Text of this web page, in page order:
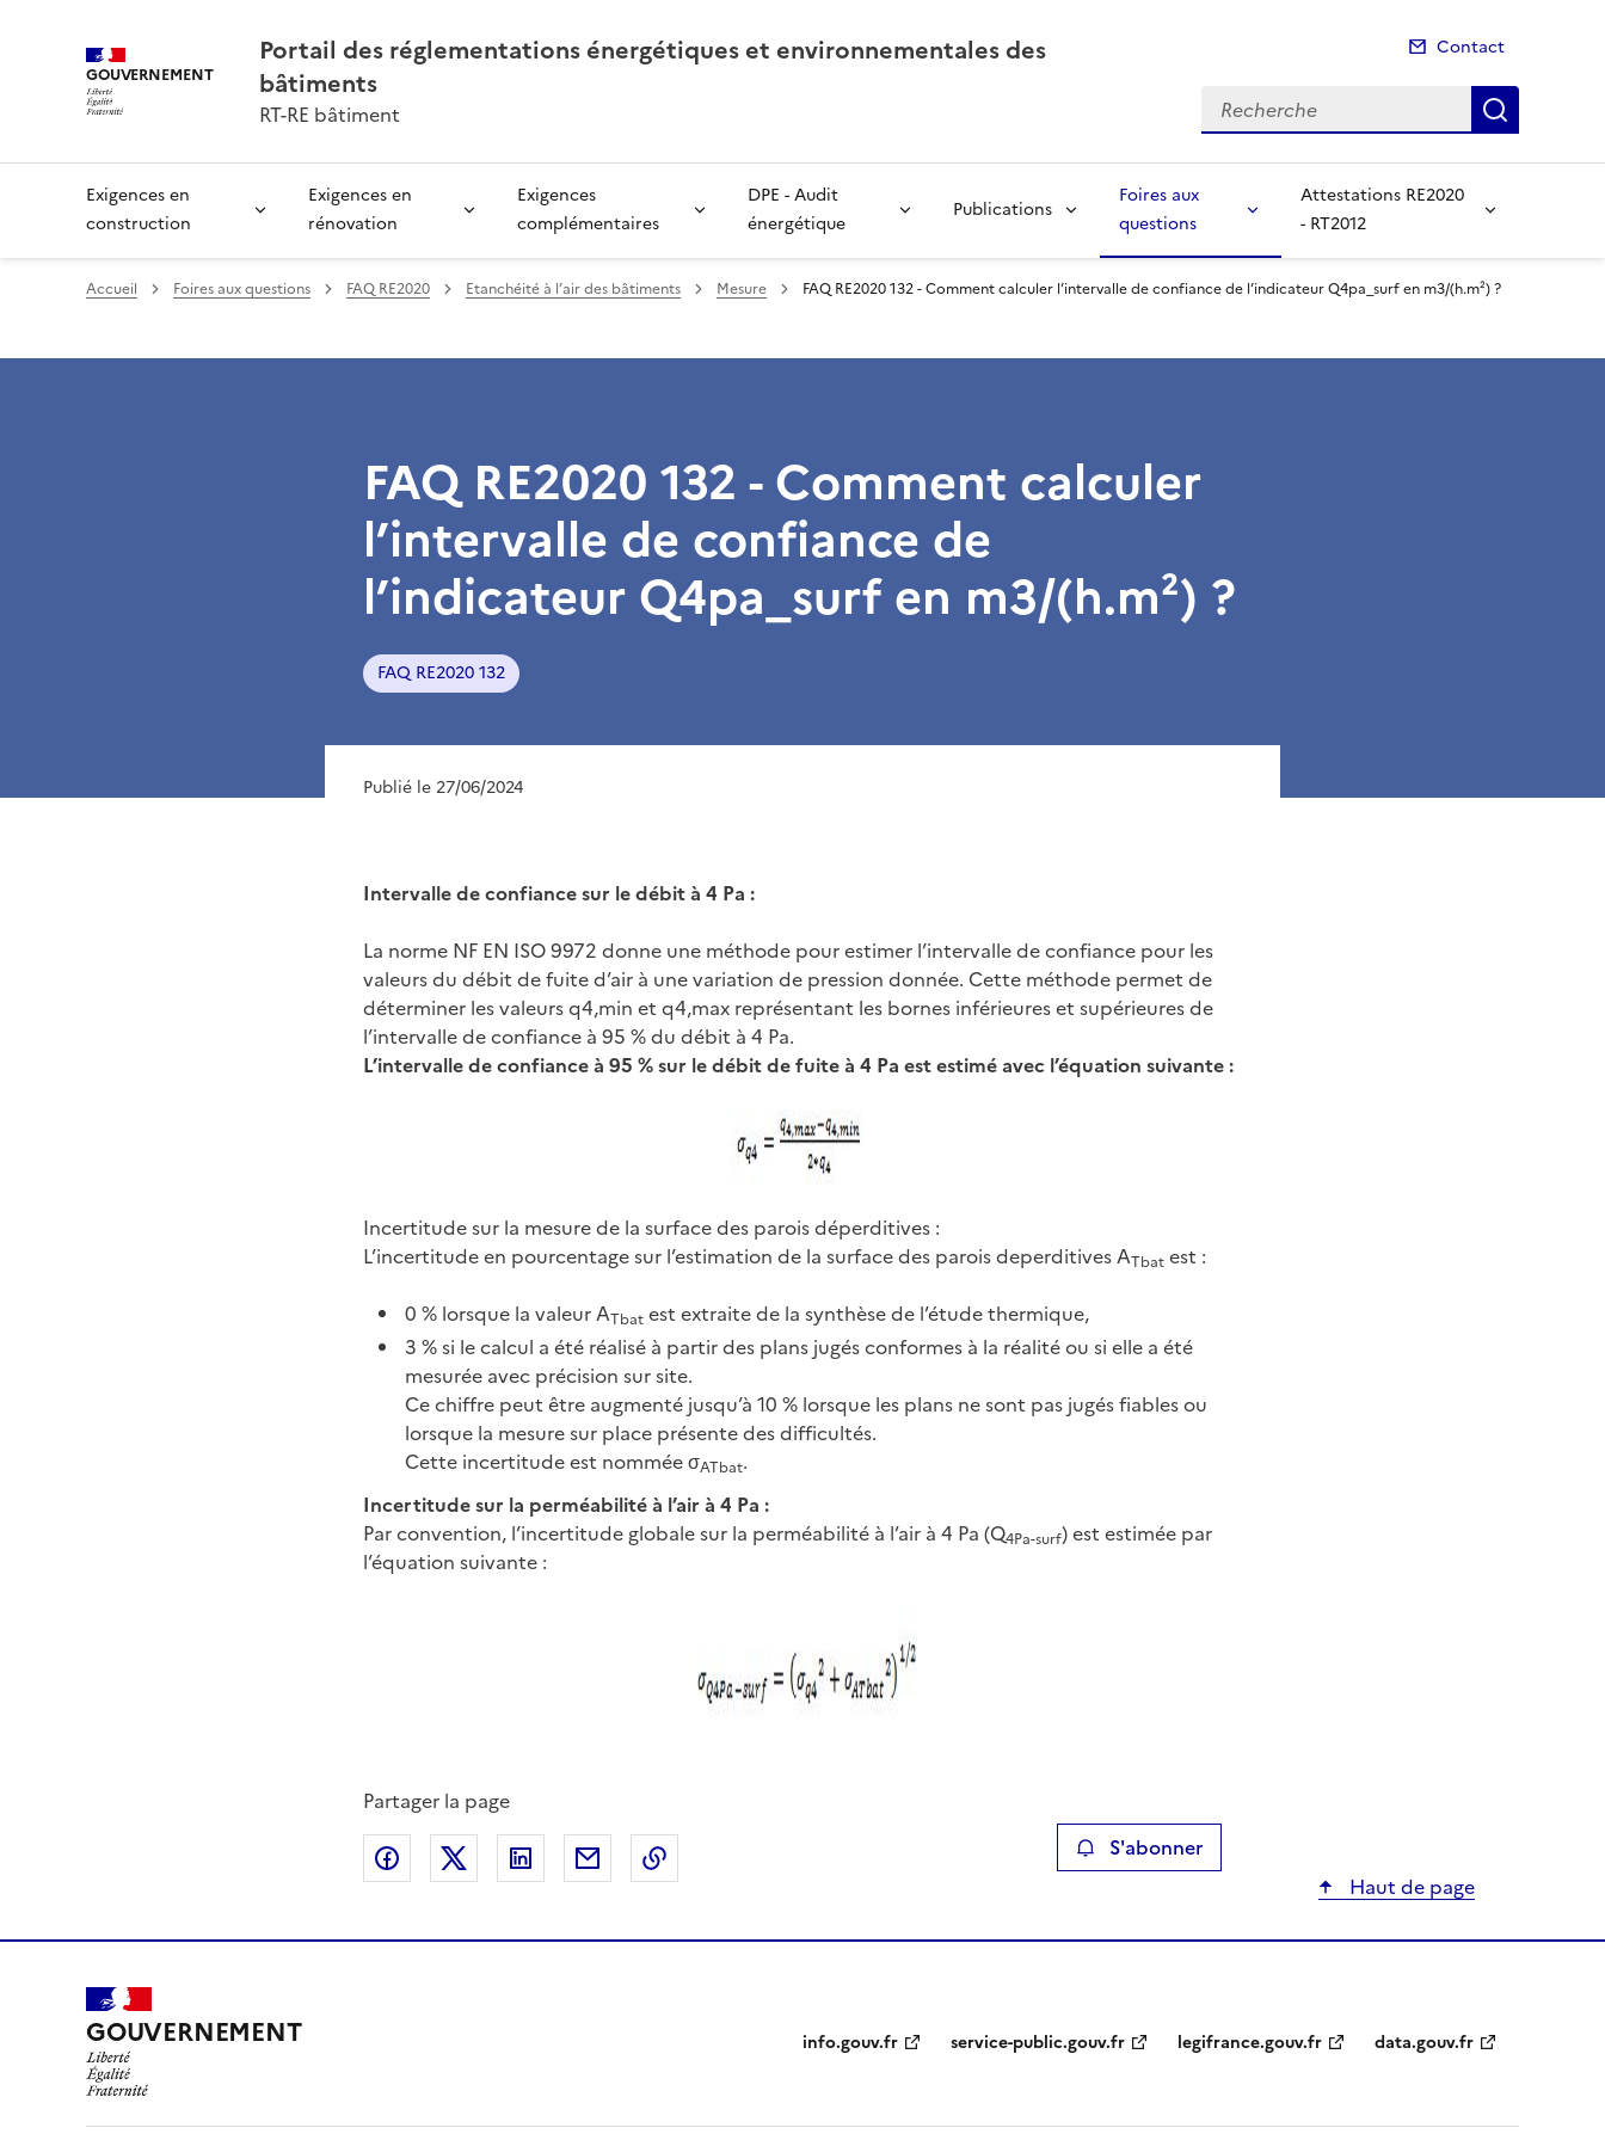
GOUVERNEMENT
Portail des réglementations énergétiques et environnementales des
bâtiments
RT-RE bâtiment
Contact
Recherche
Exigences en
construction
Exigences en
rénovation
Exigences
complémentaires
DPE - Audit
énergétique
Publications
Foires aux
questions
Attestations RE2020
- RT2012
Accueil Foires aux questions FAQ RE2020 Etanchéité à l’air des bâtiments Mesure FAQ RE2020 132 - Comment calculer l’intervalle de confiance de l’indicateur Q4pa_surf en m3/(h.m²) ?
FAQ RE2020 132 - Comment calculer
l’intervalle de confiance de
l’indicateur Q4pa_surf en m3/(h.m²) ?
FAQ RE2020 132
Publié le 27/06/2024
Intervalle de confiance sur le débit à 4 Pa :
La norme NF EN ISO 9972 donne une méthode pour estimer l’intervalle de confiance pour les
valeurs du débit de fuite d’air à une variation de pression donnée. Cette méthode permet de
déterminer les valeurs q4,min et q4,max représentant les bornes inférieures et supérieures de
l’intervalle de confiance à 95 % du débit à 4 Pa.
L’intervalle de confiance à 95 % sur le débit de fuite à 4 Pa est estimé avec l’équation suivante :
Incertitude sur la mesure de la surface des parois déperditives :
L’incertitude en pourcentage sur l’estimation de la surface des parois deperditives ATbat est :
0 % lorsque la valeur ATbat est extraite de la synthèse de l’étude thermique,
3 % si le calcul a été réalisé à partir des plans jugés conformes à la réalité ou si elle a été
mesurée avec précision sur site.
Ce chiffre peut être augmenté jusqu’à 10 % lorsque les plans ne sont pas jugés fiables ou
lorsque la mesure sur place présente des difficultés.
Cette incertitude est nommée σATbat.
Incertitude sur la perméabilité à l’air à 4 Pa :
Par convention, l’incertitude globale sur la perméabilité à l’air à 4 Pa (Q4Pa-surf) est estimée par
l’équation suivante :
Partager la page
Partager sur Facebook
Partager sur XPartager sur LinkedIn
Partager par emailCopier le lien de la page dans le presse-papier S'abonner
Haut de page
GOUVERNEMENT info.gouv.fr service-public.gouv.fr legifrance.gouv.fr data.gouv.fr